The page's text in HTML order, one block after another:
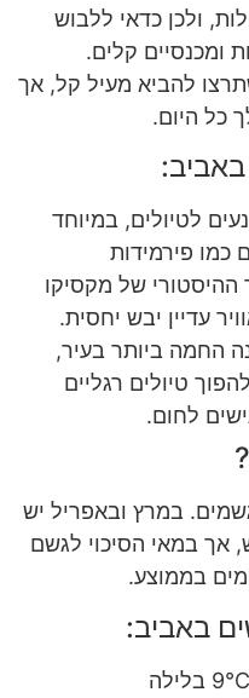
ולכן כדאי ללבוש
ומכנסיים קלים.
להביא מעיל קל, אך
כל היום.
באביב:
לטיולים, במיוחד
כמו פירמידות
ההיסטורי של מקסיקו
עדיין יבש יחסית.
החמה ביותר בעיר,
טיולים רגליים
לחום.
במרץ ובאפריל יש
חודש, אך במאי הסיכוי לגשם
באביב: